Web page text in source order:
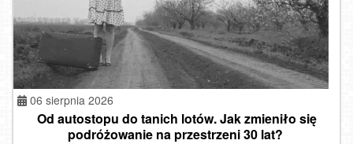
06 sierpnia 2026
Od autostopu do tanich lotów. Jak zmieniło się
podróżowanie na przestrzeni 30 lat?